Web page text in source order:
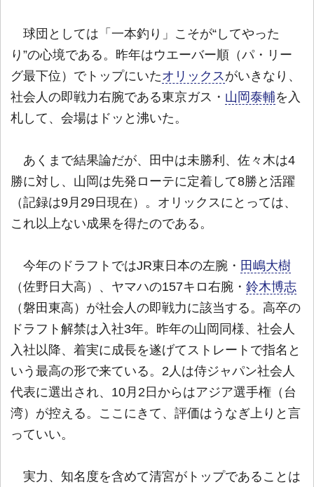
球団としては「一本釣り」こそが“してやった
り”の心境である。昨年はウエーバー順（パ・リー
グ最下位）でトップにいたオリックスがいきなり、
社会人の即戦力右腕である東京ガス・ 山岡泰輔を入
札して、会場はドッと沸いた。
あくまで結果論だが、田中は未勝利、佐々木は4
勝に対し、山岡は先発ローテに定着して8勝と活躍
（記録は9月29日現在）。オリックスにとっては、
これ以上ない成果を得たのである。
今年のドラフトではJR東日本の左腕・ 田嶋大樹
（佐野日大高）、ヤマハの157キロ右腕・ 鈴木博志
（磐田東高）が社会人の即戦力に該当する。高卒の
ドラフト解禁は入社3年。昨年の山岡同様、社会人
入社以降、着実に成長を遂げてストレートで指名と
いう最高の形で来ている。2人は侍ジャパン社会人
代表に選出され、10月2日からはアジア選手権（台
湾）が控える。ここにきて、評価はうなぎ上りと言
っていい。
実力、知名度を含めて清宮がトップであることは